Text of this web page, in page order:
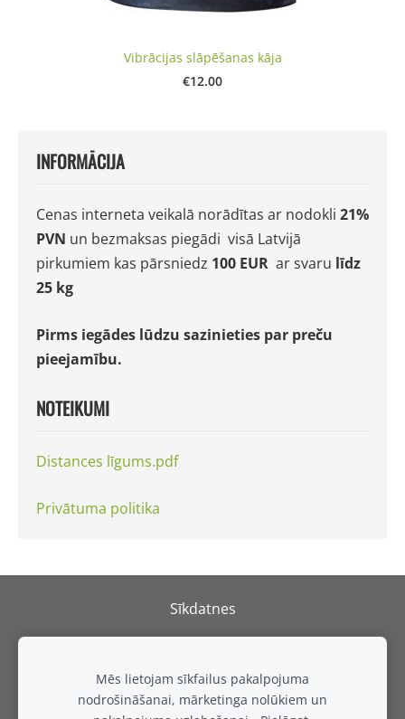
INFORMĀCIJA
Cenas interneta veikalā norādītas ar nodokli 21%
PVN un bezmaksas piegādi visā Latvijā
pirkumiem kas pārsniedz 100 EUR arsvaru līdz
25 kg
Pirms iegādes lūdzu sazinieties par preču
pieejamību.
NOTEIKUMI
Distances līgums.pdf
Privātuma politika
Vibrācijas slāpēšanas kāja
€12.00
Sīkdatnes
Adrese: Izstāžu komplekss Rāmava, Valdlauči, Ķekavas
pagasts, Ķekavas novads, LV-1076, Latvija
Mēs lietojam sīkfailus pakalpojuma
nodrošināšanai, mārketinga nolūkiem un